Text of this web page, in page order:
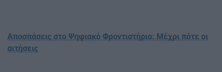
Αποσπάσεις στο Ψηφιακό Φροντιστήριο: Μέχρι πότε οι
αιτήσεις